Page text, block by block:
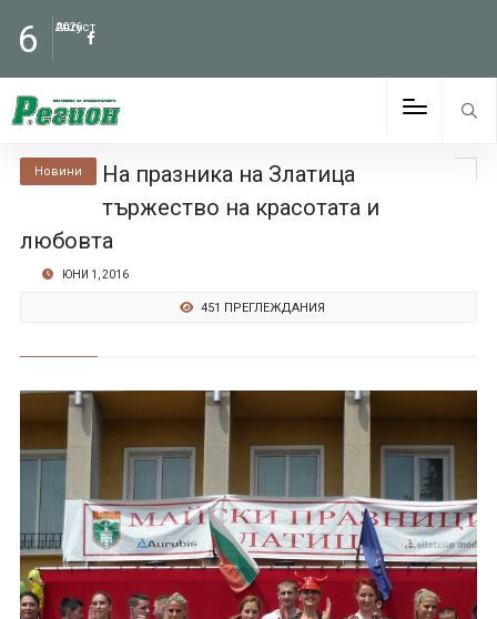
6 Август
2026
Новини
На празника на Златица
тържество на красотата и
любовта
ЮНИ 1, 2016
451 ПРЕГЛЕЖДАНИЯ